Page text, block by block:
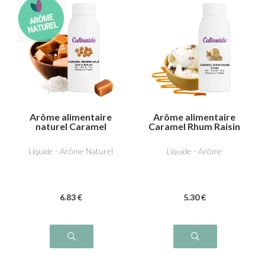
Arôme alimentaire
naturel Caramel
Liquide - Arôme Naturel
6.83 €
Arôme alimentaire
Caramel Rhum Raisin
Liquide - Arôme
5.30 €